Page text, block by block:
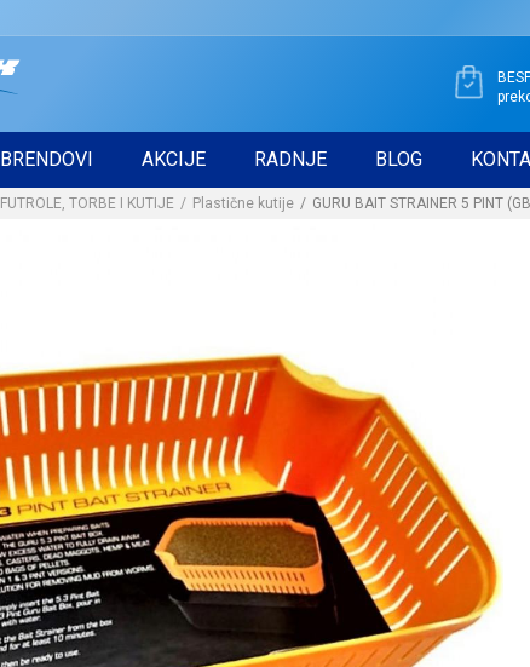
BRENDOVI AKCIJE RADNJE BLOG
FUTROLE, TORBE I KUTIJE Plastične kutije GURU BAIT STRAINER 5 PINT